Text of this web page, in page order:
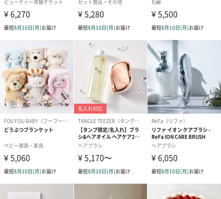
（2,310円）
（1,650円）
（1,650円）
生花
生花のブーケを同梱します。
※9-15時にご注文いただく場合、最短のお届け可能日が通常より
も1日遅くなります。